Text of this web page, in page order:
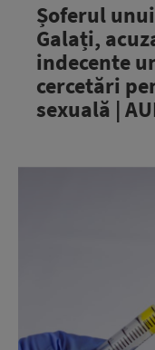
Șoferul
Galați,
indecente
cercetări
sexuală |